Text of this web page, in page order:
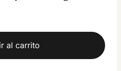
al carrito